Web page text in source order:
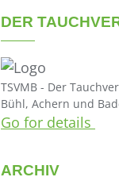
DER
TSVMB - Der
Bühl, Achern und
Go for details
ARCHIV